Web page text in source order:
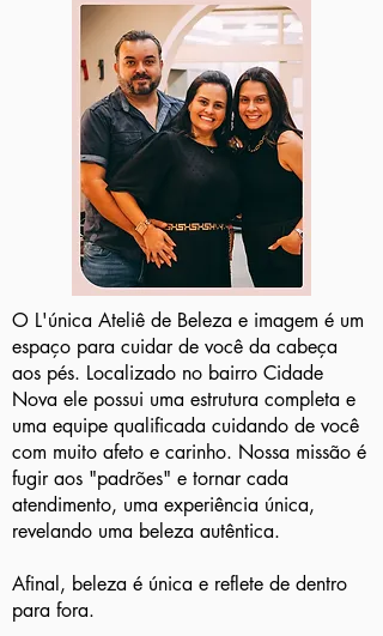
O L'única Ateliê de Beleza e imagem é um
espaço para cuidar de você da cabeça
aos pés. Localizado no bairro Cidade
Nova ele possui uma estrutura completa e
uma equipe qualificada cuidando de você
com muito afeto e carinho. Nossa missão é
fugir aos "padrões" e tornar cada
atendimento, uma experiência única,
revelando uma beleza autêntica.
Afinal, beleza é única e reflete de dentro
para fora.